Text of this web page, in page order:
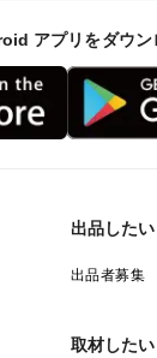
アプリをダウン
出品したい
出品者募集
取材したい